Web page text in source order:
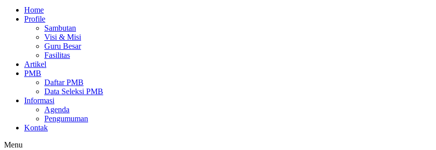
Home
Profile
Sambutan
Visi & Misi
Guru Besar
Fasilitas
Artikel
PMB
Daftar PMB
Data Seleksi PMB
Informasi
Agenda
Pengumuman
Kontak
Menu